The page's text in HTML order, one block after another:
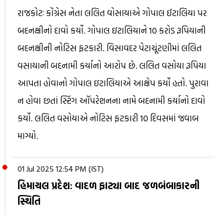
રાજકોટઃ કોંગ્રેસ નેતા લલિત વોસાયાએ ગોપાલ ઈટાલિયા પર
બદનક્ષીનો દાવો કર્યો. ગોપાલ ઇટાલિયાને 10 કરોડ રૂપિયાની
બદનક્ષીની નોટિસ ફટકારી. વિસાવદર પેટાચૂંટણીમાં લલિત
વસાયાની બદનામી કર્યાનો આરોપ છે. લલિત વસોયા રૂપિયા
આપતા હોવાનો ગોપાલ ઇટાલિયાએ આક્ષેપ કર્યો હતો. પુરાવા
ન હોવા છતાં સ્ટિંગ ઑપરેશનના નામે બદનામી કર્યાનો દાવો
કર્યો. લલિત વસોયાએ નોટિસ ફટકારી 10 દિવસમાં જવાબ
માગ્યો.
01 Jul 2025 12:54 PM (IST)
હિમાચલ પ્રદેશ: વાદળ ફાટ્યા બાદ જળબંબાકારની
સ્થિતિ